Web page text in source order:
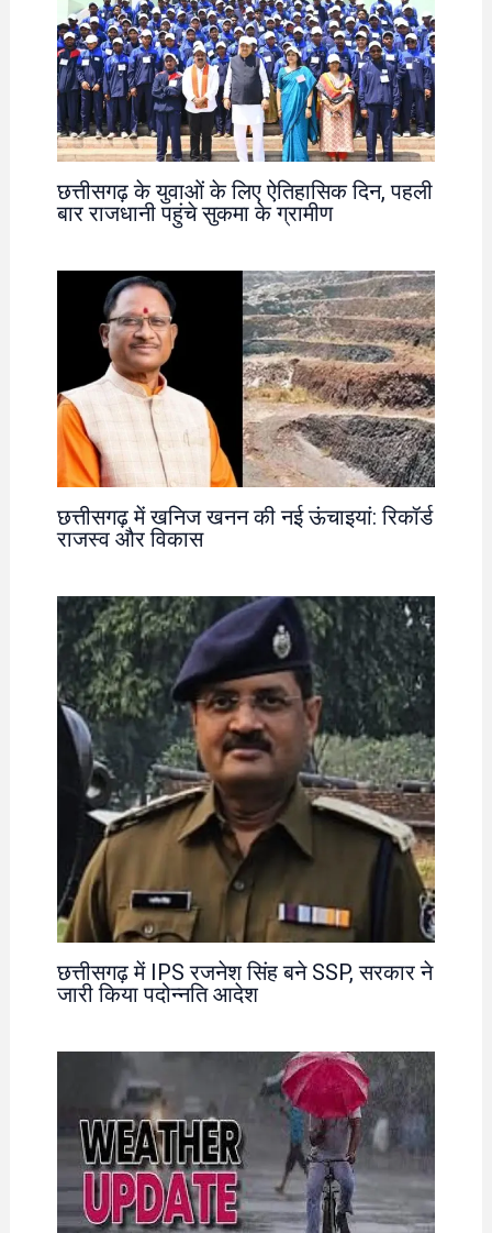
छत्तीसगढ़ के युवाओं के लिए ऐतिहासिक दिन, पहली
बार राजधानी पहुंचे सुकमा के ग्रामीण
छत्तीसगढ़ में खनिज खनन की नई ऊंचाइयां: रिकॉर्ड
राजस्व और विकास
छत्तीसगढ़ में IPS रजनेश सिंह बने SSP, सरकार ने
जारी किया पदोन्नति आदेश